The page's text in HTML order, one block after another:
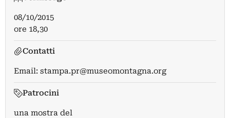
08/10/2015
ore 18,30
Contatti
Email: stampa.pr@museomontagna.org
Patrocini
una mostra del